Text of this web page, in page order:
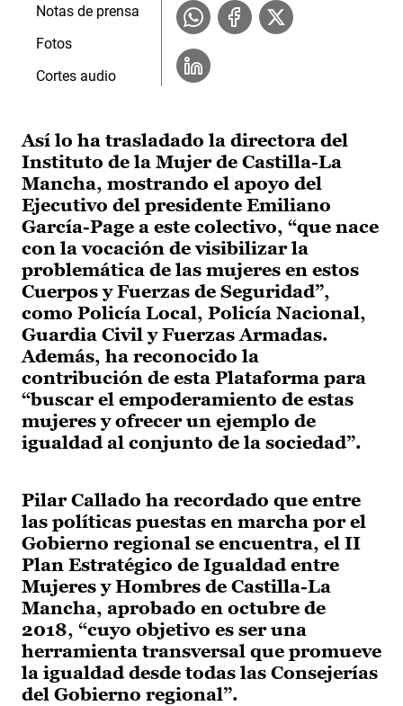
Así lo ha trasladado la directora del
Instituto de la Mujer de Castilla-La
Mancha, mostrando el apoyo del
Ejecutivo del presidente Emiliano
García-Page a este colectivo, “que nace
con la vocación de visibilizar la
problemática de las mujeres en estos
Cuerpos y Fuerzas de Seguridad”,
como Policía Local, Policía Nacional,
Guardia Civil y Fuerzas Armadas.
Además, ha reconocido la
contribución de esta Plataforma para
“buscar el empoderamiento de estas
mujeres y ofrecer un ejemplo de
igualdad al conjunto de la sociedad”.
Pilar Callado ha recordado que entre
las políticas puestas en marcha por el
Gobierno regional se encuentra, el II
Plan Estratégico de Igualdad entre
Mujeres y Hombres de Castilla-La
Mancha, aprobado en octubre de
2018, “cuyo objetivo es ser una
herramienta transversal que promueve
la igualdad desde todas las Consejerías
del Gobierno regional”.
Notas de prensa
Fotos
Cortes audio